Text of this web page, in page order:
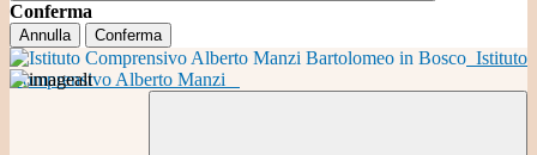
Conferma
Annulla Conferma
Istituto
Comprensivo Alberto Manzi